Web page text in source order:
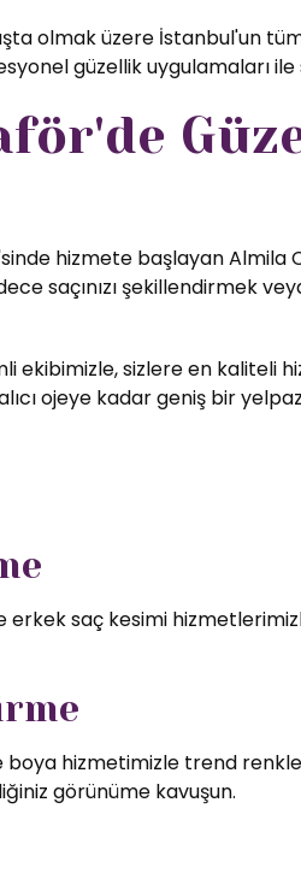
olmak üzere İstanbul'un
güzellik uygulamaları
hizmete başlayan Almila
saçınızı şekillendirmek
ekibimizle, sizlere en kaliteli
ojeye kadar geniş bir
erkek saç kesimi
hizmetimizle trend
görünüme kavuşun.